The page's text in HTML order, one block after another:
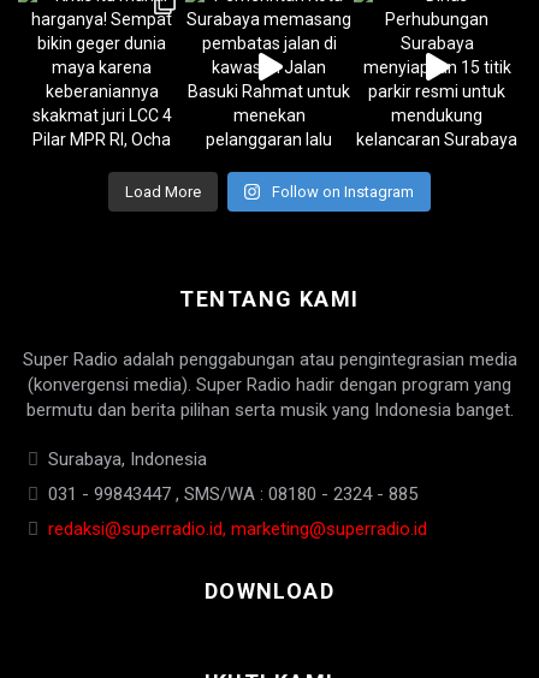
Load More Follow on Instagram
TENTANG KAMI
Super Radio adalah penggabungan atau pengintegrasian media
(konvergensi media). Super Radio hadir dengan program yang
bermutu dan berita pilihan serta musik yang Indonesia banget.
Surabaya, Indonesia
031 - 99843447 , SMS/WA : 08180 - 2324 - 885
redaksi@superradio.id, marketing@superradio.id
DOWNLOAD